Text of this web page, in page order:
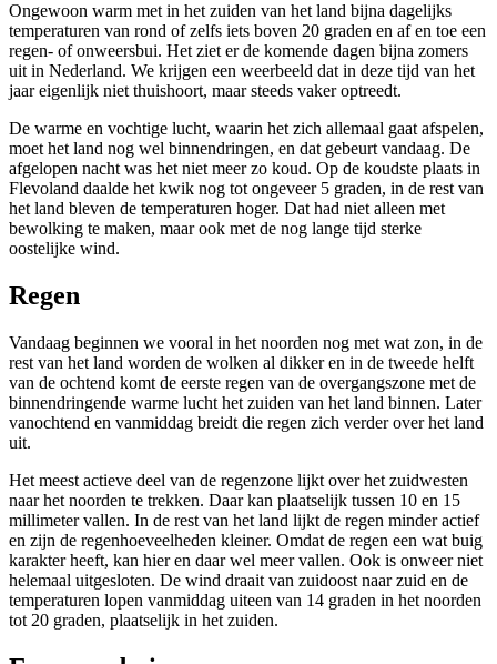
Ongewoon warm met in het zuiden van het land bijna dagelijks
temperaturen van rond of zelfs iets boven 20 graden en af en toe een
regen- of onweersbui. Het ziet er de komende dagen bijna zomers
uit in Nederland. We krijgen een weerbeeld dat in deze tijd van het
jaar eigenlijk niet thuishoort, maar steeds vaker optreedt.
De warme en vochtige lucht, waarin het zich allemaal gaat afspelen,
moet het land nog wel binnendringen, en dat gebeurt vandaag. De
afgelopen nacht was het niet meer zo koud. Op de koudste plaats in
Flevoland daalde het kwik nog tot ongeveer 5 graden, in de rest van
het land bleven de temperaturen hoger. Dat had niet alleen met
bewolking te maken, maar ook met de nog lange tijd sterke
oostelijke wind.
Regen
Vandaag beginnen we vooral in het noorden nog met wat zon, in de
rest van het land worden de wolken al dikker en in de tweede helft
van de ochtend komt de eerste regen van de overgangszone met de
binnendringende warme lucht het zuiden van het land binnen. Later
vanochtend en vanmiddag breidt die regen zich verder over het land
uit.
Het meest actieve deel van de regenzone lijkt over het zuidwesten
naar het noorden te trekken. Daar kan plaatselijk tussen 10 en 15
millimeter vallen. In de rest van het land lijkt de regen minder actief
en zijn de regenhoeveelheden kleiner. Omdat de regen een wat buig
karakter heeft, kan hier en daar wel meer vallen. Ook is onweer niet
helemaal uitgesloten. De wind draait van zuidoost naar zuid en de
temperaturen lopen vanmiddag uiteen van 14 graden in het noorden
tot 20 graden, plaatselijk in het zuiden.